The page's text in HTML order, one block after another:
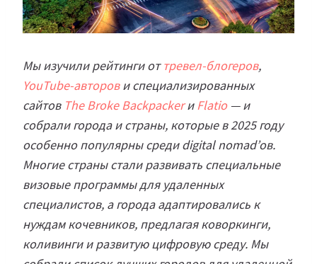
Мы изучили рейтинги оттревел-блогеров,
YouTube-авторови специализированных
сайтов The Broke BackpackerиFlatio— и
собрали города и страны, которые в 2025 году
особенно популярны среди digital nomad’ов.
Многие страны стали развивать специальные
визовые программы для удаленных
специалистов, а города адаптировались к
нуждам кочевников, предлагая коворкинги,
коливинги и развитую цифровую среду. Мы